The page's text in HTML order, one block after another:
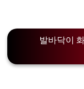
발바닥이